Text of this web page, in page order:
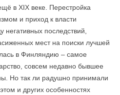
в XIX веке. Перестройка
и приход к власти
негативных последствий,
мест на поиски лучшей
в Финляндию – самое
совсем недавно бывшее
Но так ли радушно принимали
и других особенностях